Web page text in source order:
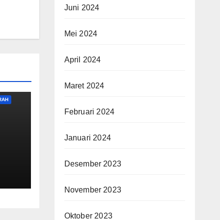
Juni 2024
Mei 2024
April 2024
Maret 2024
Februari 2024
Januari 2024
Desember 2023
November 2023
Oktober 2023